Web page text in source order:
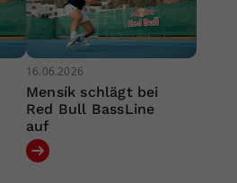
16.06.2026
Mensík schlägt bei
Red Bull BassLine
auf